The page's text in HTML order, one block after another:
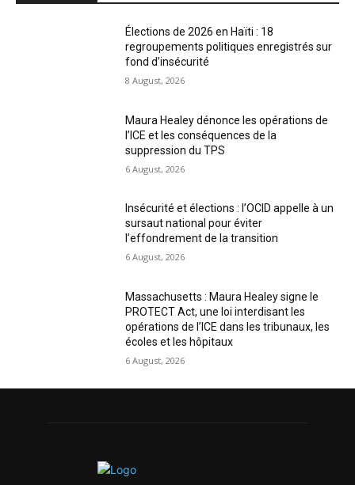
Élections de 2026 en Haïti : 18
regroupements politiques enregistrés sur
fond d’insécurité
8 August, 2026
Maura Healey dénonce les opérations de
l’ICE et les conséquences de la
suppression du TPS
6 August, 2026
Insécurité et élections : l’OCID appelle à un
sursaut national pour éviter
l’effondrement de la transition
6 August, 2026
Massachusetts : Maura Healey signe le
PROTECT Act, une loi interdisant les
opérations de l’ICE dans les tribunaux, les
écoles et les hôpitaux
6 August, 2026